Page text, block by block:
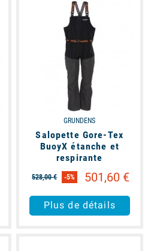
GRUNDENS
Salopette Gore-Tex
BuoyX étanche et
respirante
528,00 € -5% 501,60 €
Plus de détails